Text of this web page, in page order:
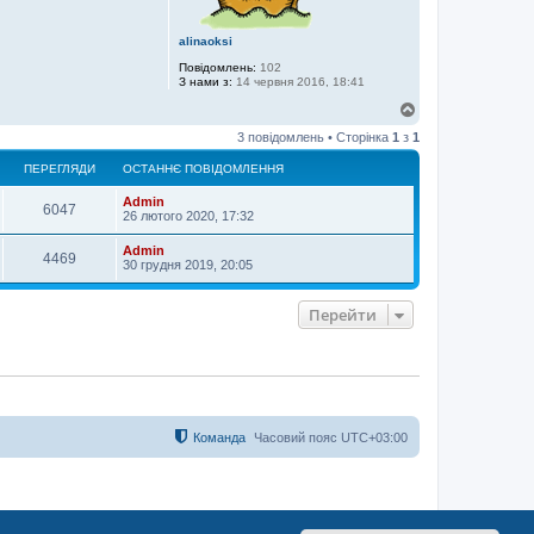
alinaoksi
Повідомлень: 102
З нами з: 14 червня 2016, 18:41
г
о
3 повідомлень • Сторінка 1 з 1
ПЕРЕГЛЯДИ ОСТАННЄ ПОВІДОМЛЕННЯ
6047
Admin
26 лютого 2020, 17:32
4469
Admin
30 грудня 2019, 20:05
Перейти
Часовий пояс UTC+03:00
Команда